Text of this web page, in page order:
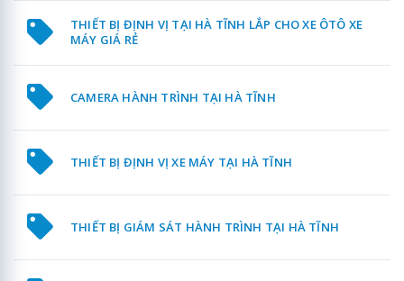
THIẾT BỊ ĐỊNH VỊ TẠI HÀ TĨNH LẮP CHO XE ÔTÔ XE
MÁY GIÁ RẺ
CAMERA HÀNH TRÌNH TẠI HÀ TĨNH
THIẾT BỊ ĐỊNH VỊ XE MÁY TẠI HÀ TĨNH
THIẾT BỊ GIÁM SÁT HÀNH TRÌNH TẠI HÀ TĨNH